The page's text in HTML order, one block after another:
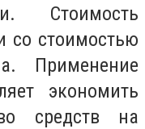
Стоимость
со стоимостью
Применение
экономить
средств на